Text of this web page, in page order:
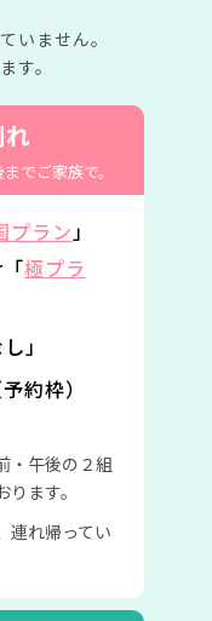
いません。
す。
でご家族で。
プラン」
極プラ
」
約枠）
・午後の２組
ます。
連れ帰ってい